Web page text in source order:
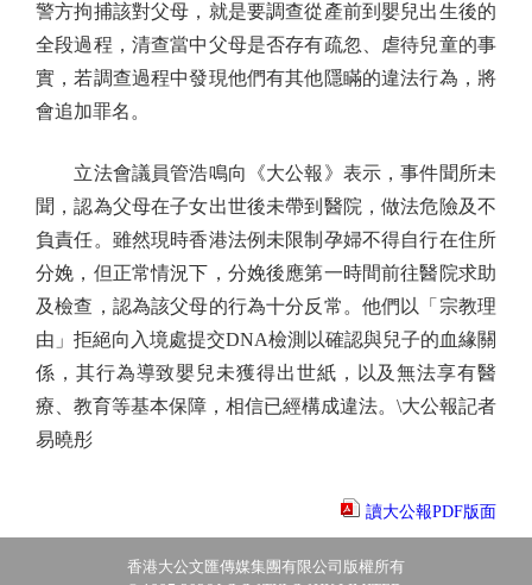
警方拘捕該對父母，就是要調查從產前到嬰兒出生後的
全段過程，清查當中父母是否存有疏忽、虐待兒童的事
實，若調查過程中發現他們有其他隱瞞的違法行為，將
會追加罪名。
立法會議員管浩鳴向《大公報》表示，事件聞所未
聞，認為父母在子女出世後未帶到醫院，做法危險及不
負責任。雖然現時香港法例未限制孕婦不得自行在住所
分娩，但正常情況下，分娩後應第一時間前往醫院求助
及檢查，認為該父母的行為十分反常。他們以「宗教理
由」拒絕向入境處提交DNA檢測以確認與兒子的血緣關
係，其行為導致嬰兒未獲得出世紙，以及無法享有醫
療、教育等基本保障，相信已經構成違法。\大公報記者
易曉彤
讀大公報PDF版面
香港大公文匯傳媒集團有限公司版權所有